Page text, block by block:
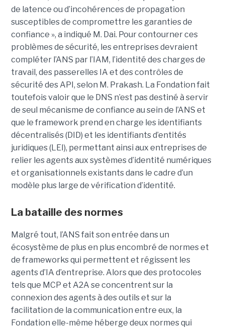
de latence ou d’incohérences de propagation
susceptibles de compromettre les garanties de
confiance », a indiqué M. Dai. Pour contourner ces
problèmes de sécurité, les entreprises devraient
compléter l’ANS par l’ IAM, l’identité des charges de
travail, des passerelles IA et des contrôles de
sécurité des API, selon M. Prakash. La Fondation fait
toutefois valoir que le DNS n’est pas destiné à servir
de seul mécanisme de confiance au sein de l’ANS et
que le framework prend en charge les identifiants
décentralisés (DID) et les identifiants d’entités
juridiques (LEI), permettant ainsi aux entreprises de
relier les agents aux systèmes d’identité numériques
et organisationnels existants dans le cadre d’un
modèle plus large de vérification d’identité.
La bataille des normes
Malgré tout, l’ANS fait son entrée dans un
écosystème de plus en plus encombré de normes et
de frameworks qui permettent et régissent les
agents d’IA d’entreprise. Alors que des protocoles
tels que MCP et A2A se concentrent sur la
connexion des agents à des outils et sur la
facilitation de la communication entre eux, la
Fondation elle-même héberge deux normes qui